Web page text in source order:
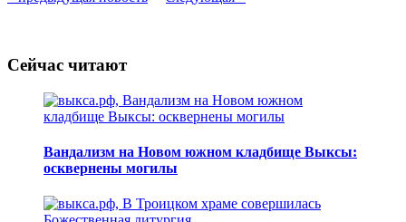
Сейчас читают
Вандализм на Новом южном кладбище Выксы:
осквернены могилы